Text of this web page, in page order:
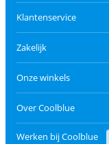
Klantenservice
Zakelijk
Onze winkels
Over Coolblue
Werken bij Coolblue